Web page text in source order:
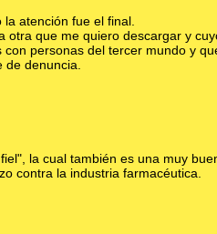
atención fue el final.
que me quiero descargar y
personas del tercer mundo y
de denuncia.
la cual también es una muy
contra la industria farmacéutica.